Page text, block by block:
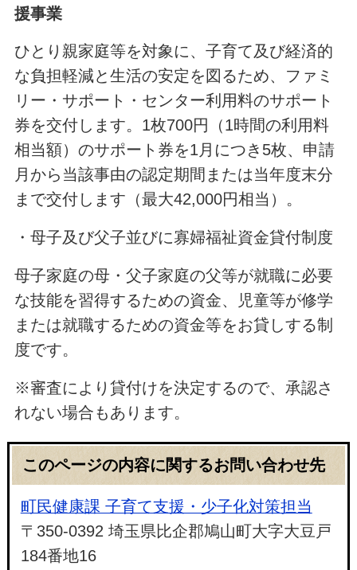
援事業
ひとり親家庭等を対象に、子育て及び経済的
な負担軽減と生活の安定を図るため、ファミ
リー・サポート・センター利用料のサポート
券を交付します。1枚700円（1時間の利用料
相当額）のサポート券を1月につき5枚、申請
月から当該事由の認定期間または当年度末分
まで交付します（最大42,000円相当）。
・母子及び父子並びに寡婦福祉資金貸付制度
母子家庭の母・父子家庭の父等が就職に必要
な技能を習得するための資金、児童等が修学
または就職するための資金等をお貸しする制
度です。
※審査により貸付けを決定するので、承認さ
れない場合もあります。
このページの内容に関するお問い合わせ先
町民健康課 子育て支援・少子化対策担当
〒350-0392 埼玉県比企郡鳩山町大字大豆戸
184番地16